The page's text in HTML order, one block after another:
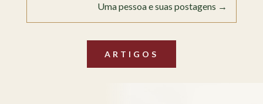
Uma pessoa e suas postagens →
ARTIGOS